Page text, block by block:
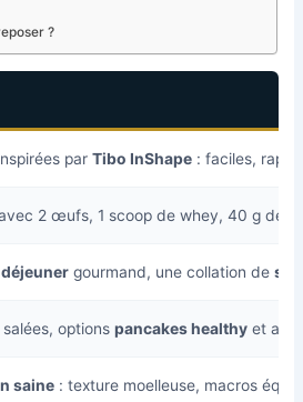
?
parTibo InShape : faciles,
2 œufs, 1 scoop de whey, 40 g de
gourmand, une collation de
salées, optionspancakes healthy et
saine : texture moelleuse, macros